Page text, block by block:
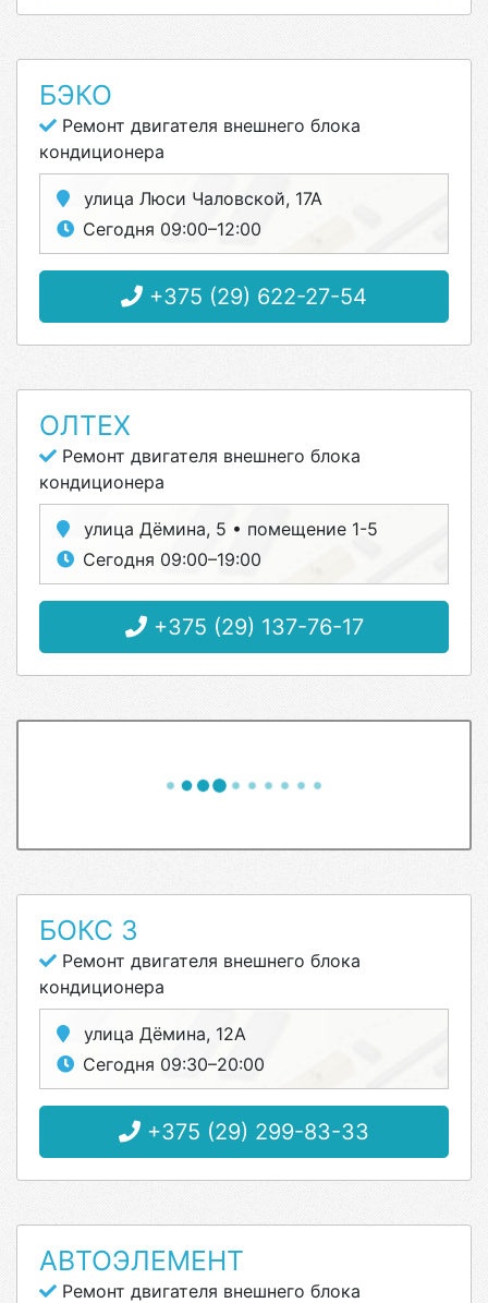
БЭКО
Ремонт двигателя внешнего блока
кондиционера
улица Люси Чаловской, 17А
Сегодня 09:00–12:00
+375 (29) 622-27-54
ОЛТЕХ
Ремонт двигателя внешнего блока
кондиционера
улица Дёмина, 5 • помещение 1-5
Сегодня 09:00–19:00
+375 (29) 137-76-17
БОКС 3
Ремонт двигателя внешнего блока
кондиционера
улица Дёмина, 12А
Сегодня 09:30–20:00
+375 (29) 299-83-33
АВТОЭЛЕМЕНТ
Ремонт двигателя внешнего блока